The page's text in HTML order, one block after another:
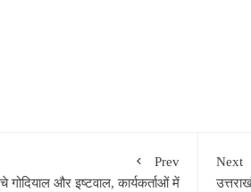
Prev
गोदियाल और इष्टवाल, कार्यकर्ताओं में
Next